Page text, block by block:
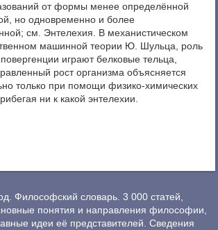
от формы менее определённой
но одновременно и более
см. Энтелехия. В механистическом
машинной теории Ю. Шульца, роль
играют белковые тельца,
рост организма объясняется
только при помощи физико-химических
ни к какой энтелехии.
Философский словарь. 3 000 статей,
понятия и направления философии,
идеи её представителей. Сведения